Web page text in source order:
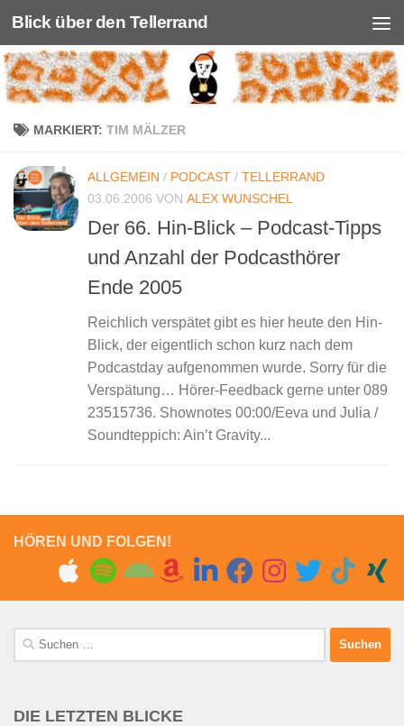
Unter dem Inhalt
Blick über den Tellerrand
MARKIERT: TIM MÄLZER
ALLGEMEIN / PODCAST / TELLERRAND
03.06.2006 VON ALEX WUNSCHEL
Der 66. Hin-Blick – Podcast-Tipps
und Anzahl der Podcasthörer
Ende 2005
Reichlich verspätet gibt es hier heute den Hin-
Blick, der eigentlich schon kurz nach dem
Podcastday aufgenommen wurde. Sorry für die
Verspätung… Hörer-Feedback gerne unter 089
23515736. Shownotes 00:00/Eeva und Julia /
Soundteppich: Ain’t Gravity...
HÖREN UND FOLGEN!
Suchen
nach:
DIE LETZTEN BLICKE